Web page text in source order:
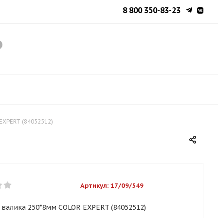
8 800 350-83-23
(84052512)
Артикул: 17/09/549
250*8мм COLOR EXPERT (84052512)